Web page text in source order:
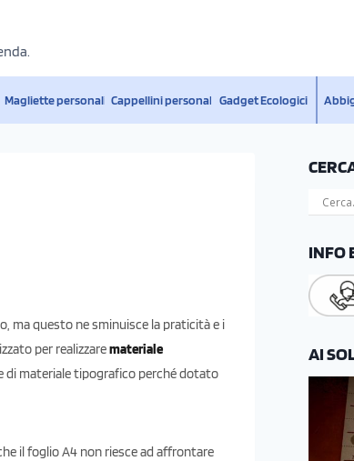
Magliette personalizzateCappellini personalizzatiGadget Ecologici
ma questo ne sminuisce la praticità e i
per realizzaremateriale
di materiale tipografico perché dotato
il foglio A4 non riesce ad affrontare
INFO
AI